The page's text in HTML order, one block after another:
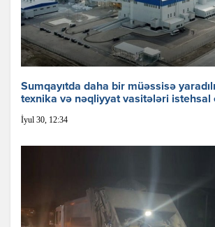
Sumqayıtda daha bir müəssisə
texnika və nəqliyyat vasitələri istehsal
İyul 30, 12:34